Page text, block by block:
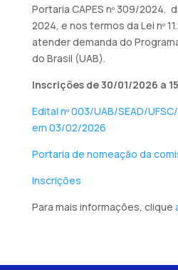
Portaria CAPES nº 309/2024,
2024, e nos termos da Lei nº
atender demanda do
do Brasil (UAB).
Inscrições de 30/01/2026 a
Edital nº 003/UAB/SEAD/
em 03/02/2026
Portaria de nomeação da
Inscrições
Para mais informações, clique